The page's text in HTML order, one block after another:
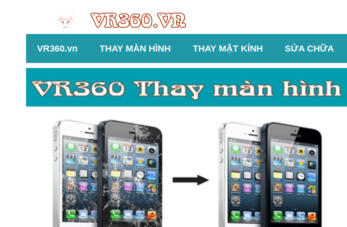
VR360.vn THAY MÀN HÌNH THAY MẶT KÍNH SỬA CHỮA